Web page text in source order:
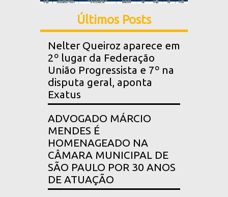
Últimos Posts
Nelter Queiroz aparece em
2º lugar da Federação
União Progressista e 7º na
disputa geral, aponta
Exatus
ADVOGADO MÁRCIO
MENDES É
HOMENAGEADO NA
CÂMARA MUNICIPAL DE
SÃO PAULO POR 30 ANOS
DE ATUAÇÃO